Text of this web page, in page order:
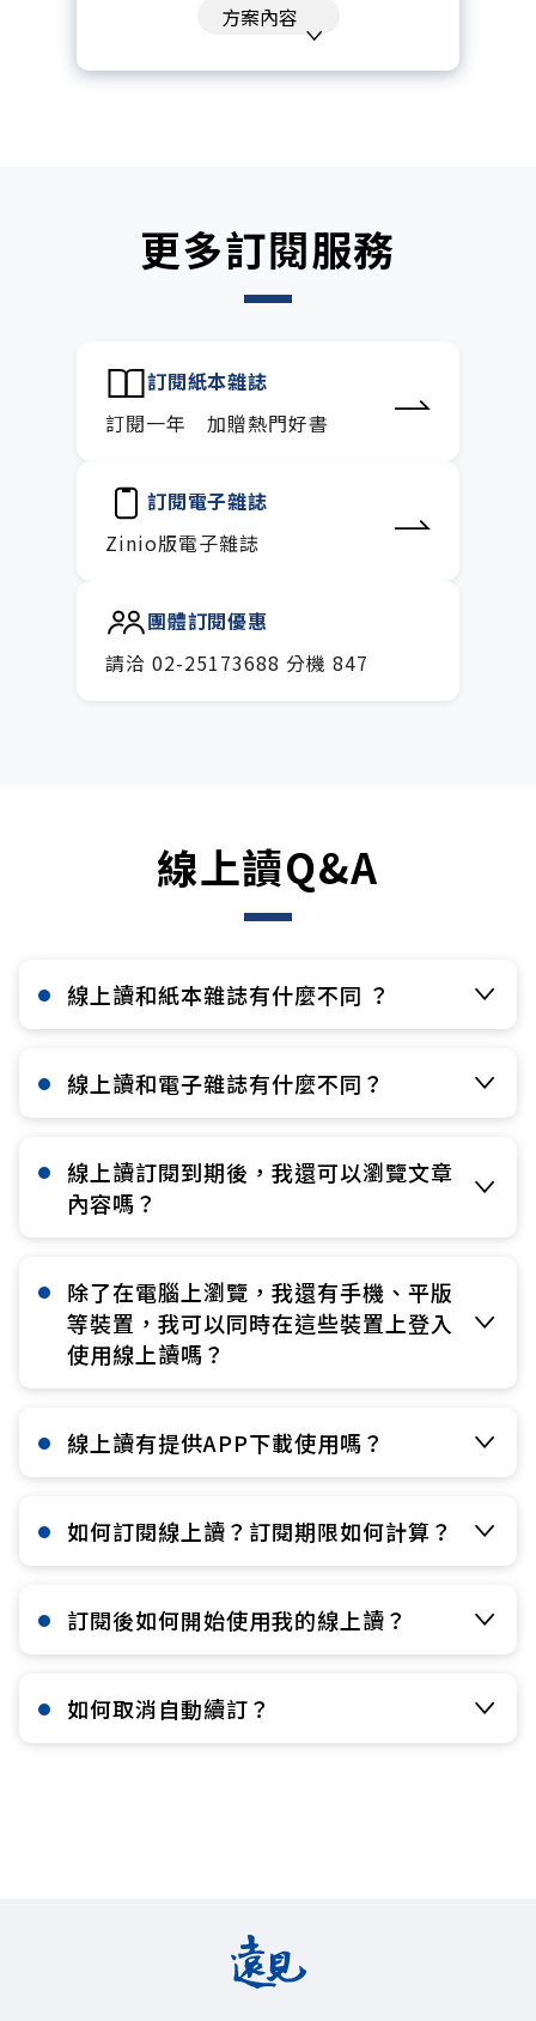
訂閱到期自動扣款。
訂閱專屬電子報：國際、金融、科
方案內容
更多訂閱服務
訂閱紙本雜誌
訂閱一年 加贈熱門好書
訂閱電子雜誌
Zinio版電子雜誌
團體訂閱優惠
請洽 02-25173688 分機 847
線上讀Q&A
線上讀和紙本雜誌有什麼不同 ？​
線上讀和電子雜誌有什麼不同？​
線上讀訂閱到期後，我還可以瀏覽文章
內容嗎？​
除了在電腦上瀏覽，我還有手機、平版
等裝置，我可以同時在這些裝置上登入
使用線上讀嗎？​
線上讀有提供APP下載使用嗎？​
如何訂閱線上讀？訂閱期限如何計算？​
訂閱後如何開始使用我的線上讀？​
如何取消自動續訂？